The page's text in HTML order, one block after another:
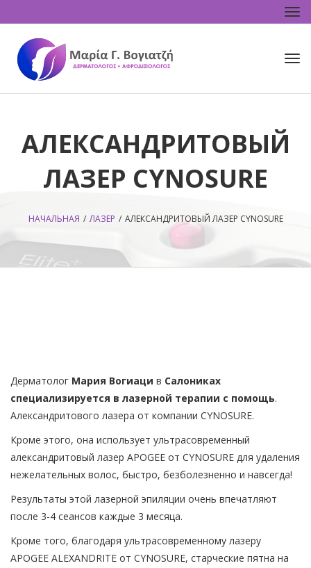
АЛЕКСАНДРИТОВЫЙ
ЛАЗЕР CYNOSURE
НАЧАЛЬНАЯ / ЛАЗЕР / АЛЕКСАНДРИТОВЫЙ ЛАЗЕР CYNOSURE
Дерматолог Мария Вогиаци в Салониках
специализируется в лазерной терапии с помощь.
Александритового лазера от компании CYNOSURE.
Кроме этого, она использует ультрасовременный
александритовый лазер ΑPOGEE от CYNOSURE для удаления
нежелательных волос, быстро, безболезненно и навсегда!
Результаты этой лазерной эпиляции очень впечатляют
после 3-4 сеансов каждые 3 месяца.
Кроме того, благодаря ультрасовременному лазеру
APOGEE ALEXANDRITE от CYNOSURE, старческие пятна на